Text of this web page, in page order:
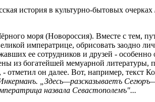
история в культурно-бытовых
моря (Новороссия). Вместе с тем,
императрице, обрисовать заодно
ее сотрудников и друзей - особенно
из богатейшей мемуарной литературы,
он далее. Вот, например, текст
„Здесь—разсказываетъ
назвала Севастополемъ"...